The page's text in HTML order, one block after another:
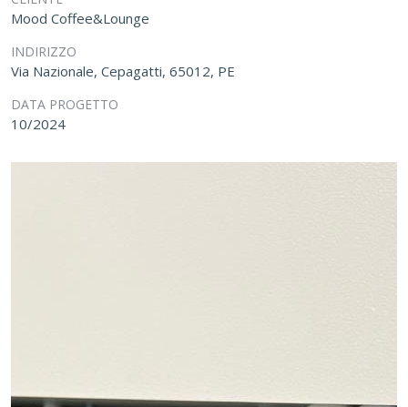
Mood Coffee&Lounge
INDIRIZZO
Via Nazionale, Cepagatti, 65012, PE
DATA PROGETTO
10/2024